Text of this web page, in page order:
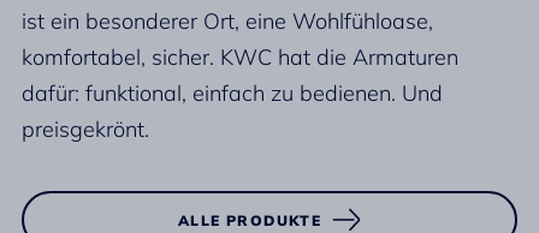
ist ein besonderer Ort, eine Wohlfühloase,
komfortabel, sicher. KWC hat die Armaturen
dafür: funktional, einfach zu bedienen. Und
preisgekrönt.
ALLE PRODUKTE